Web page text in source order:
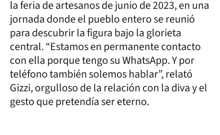
la feria de artesanos de junio de 2023, en una
jornada donde el pueblo entero se reunió
para descubrir la figura bajo la glorieta
central. “Estamos en permanente contacto
con ella porque tengo su WhatsApp. Y por
teléfono también solemos hablar”, relató
Gizzi, orgulloso de la relación con la diva y el
gesto que pretendía ser eterno.